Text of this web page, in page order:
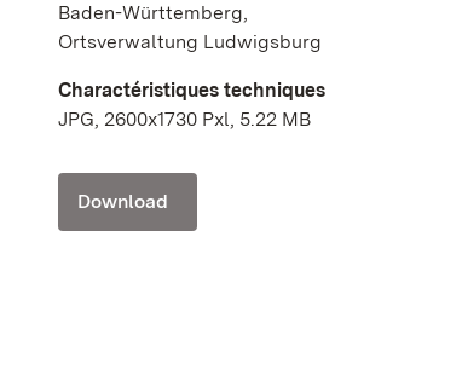
Baden-Württemberg,
Ortsverwaltung Ludwigsburg
Charactéristiques techniques
JPG, 2600x1730 Pxl, 5.22 MB
Download